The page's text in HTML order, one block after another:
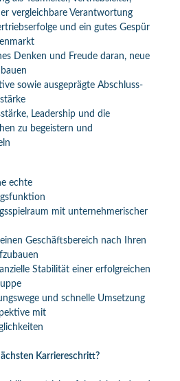
vergleichbare Verantwortung
und ein gutes Gespür
Denken und Freude daran, neue
sowie ausgeprägte Abschluss-
Leadership und die
zu begeistern und
echte
mit unternehmerischer
Geschäftsbereich nach Ihren
Stabilität einer erfolgreichen
und schnelle Umsetzung
mit
Karriereschritt?